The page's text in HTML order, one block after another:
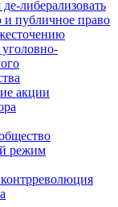
либерализовать
публичное право
акции
режим